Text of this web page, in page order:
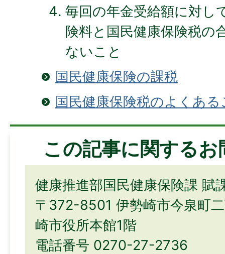
毎回の年金受給額に対し
険料と国民健康保険税の
ないこと
国民健康保険の課税
国民健康保険税のよくある
この記事に関する
健康推進部国民健康保険課 賦
〒372-8501 伊勢崎市今泉町
崎市役所本館1階
電話番号 0270-27-2736